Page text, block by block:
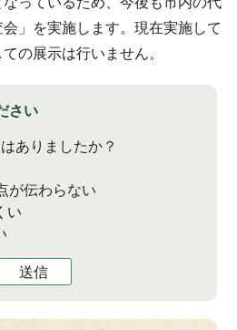
」を実施します。現在実施して
の展示は行いません。
さい
ありましたか？
が伝わらない
い
送信